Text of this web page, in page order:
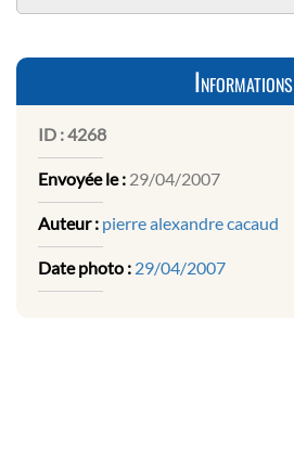
Informations
ID :4268
Envoyée le : 29/04/2007
Auteur : pierre alexandre cacaud
Date photo : 29/04/2007